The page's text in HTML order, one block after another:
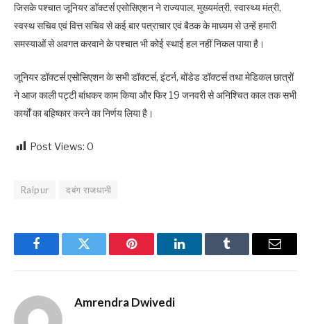
जिसके पश्चात जूनियर डॉक्टर्स एसोसिएशन ने राज्यपाल, मुख्यमंत्री, स्वास्थ्य मंत्री,
स्वस्थ सचिव एवं वित्त सचिव से कई बार पत्राचार एवं बैठक के माध्यम से उन्हें हमारी
समस्याओं से अवगत करवाने के पश्चात भी कोई स्थाई हल नहीं निकल पाया है।
जूनियर डॉक्टर्स एसोसिएशन के सभी डॉक्टर्स, इंटर्न, बोंडेड डॉक्टर्स तथा मेडिकल छात्रों
ने आज काली पट्टी बांधकर काम किया और फिर 19 जनवरी से अनिश्चित काल तक सभी
कार्यों का बहिष्कार करने का निर्णय लिया है।
Post Views: 0
Raipur दबंग राजधानी
FacebookTwitter Pinterest LinkedInTumblr Email
Amrendra Dwivedi